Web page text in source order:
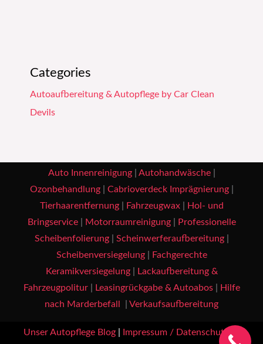
Categories
Autoaufbereitung & Autopflege by Car Clean
Devils
Auto Innenreinigung| Autohandwäsche|
Ozonbehandlung| Cabrioverdeck Imprägnierung|
Tierhaarentfernung| Fahrzeugwax|
Hol- und
Bringservice| Motorraumreinigung|
Professionelle
Scheibenfolierung| Scheinwerferaufbereitung|
Scheibenversiegelung|
Fachgerechte
Keramikversiegelung|
Lackaufbereitung &
Fahrzeugpolitur| Leasingrückgabe & Autoabos|
Hilfe
nach Marderbefall
Verkaufsaufbereitung
Unser Autopflege Blog| Impressum / Datenschutz |